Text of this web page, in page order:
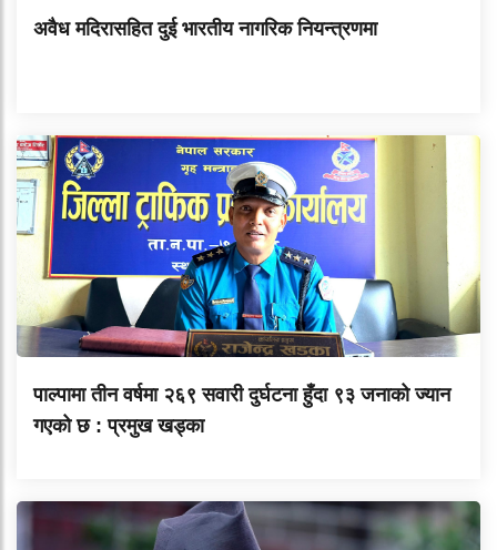
अवैध मदिरासहित दुई भारतीय नागरिक नियन्त्रणमा
पाल्पामा तीन वर्षमा २६९ सवारी दुर्घटना हुँदा ९३ जनाको ज्यान
गएको छ : प्रमुख खड्का